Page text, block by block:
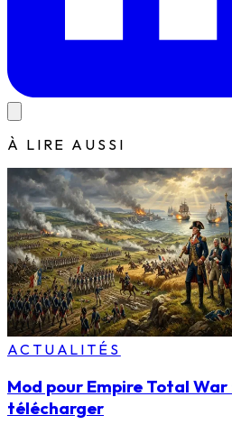
À LIRE AUSSI
ACTUALITÉS
Mod pour Empire Total War
télécharger